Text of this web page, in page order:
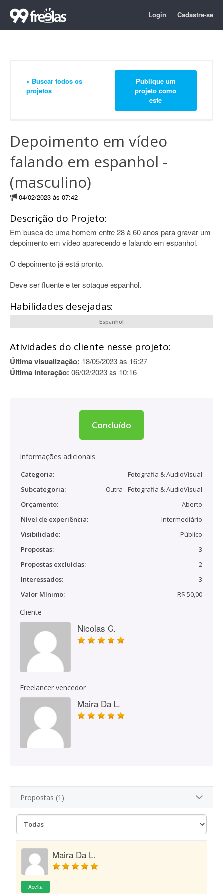
Login Cadastre-se
« Buscar todos os
projetos
Publique um
projeto como
este
Depoimento em vídeo
falando em espanhol -
(masculino)
04/02/2023 às 07:42
Descrição do Projeto:
Em busca de uma homem entre 28 à 60 anos para gravar um
depoimento em vídeo aparecendo e falando em espanhol.
O depoimento já está pronto.
Deve ser fluente e ter sotaque espanhol.
Habilidades desejadas:
Espanhol
Atividades do cliente nesse projeto:
Última visualização: 18/05/2023 às 16:27
Última interação: 06/02/2023 às 10:16
Concluído
Informações adicionais
Categoria:
Fotografia & AudioVisual
Subcategoria:
Outra - Fotografia & AudioVisual
Orçamento:
Aberto
Nível de experiência:
Intermediário
Visibilidade:
Público
Propostas:
3
Propostas excluídas:
2
Interessados:
3
Valor Mínimo:
R$ 50,00
Cliente
Nicolas C.
Freelancer vencedor
Maira Da L.
Propostas (1)
Maira Da L.
Aceita